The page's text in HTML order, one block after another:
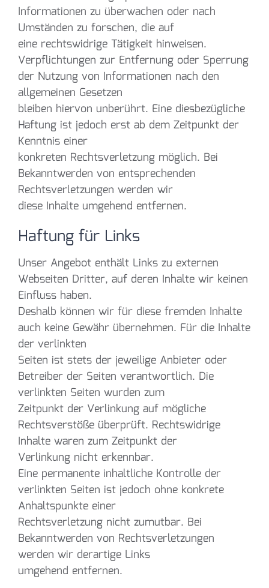
Informationen zu überwachen oder nach
Umständen zu forschen, die auf
eine rechtswidrige Tätigkeit hinweisen.
Verpflichtungen zur Entfernung oder Sperrung
der Nutzung von Informationen nach den
allgemeinen Gesetzen
bleiben hiervon unberührt. Eine diesbezügliche
Haftung ist jedoch erst ab dem Zeitpunkt der
Kenntnis einer
konkreten Rechtsverletzung möglich. Bei
Bekanntwerden von entsprechenden
Rechtsverletzungen werden wir
diese Inhalte umgehend entfernen.
Haftung für Links
Unser Angebot enthält Links zu externen
Webseiten Dritter, auf deren Inhalte wir keinen
Einfluss haben.
Deshalb können wir für diese fremden Inhalte
auch keine Gewähr übernehmen. Für die Inhalte
der verlinkten
Seiten ist stets der jeweilige Anbieter oder
Betreiber der Seiten verantwortlich. Die
verlinkten Seiten wurden zum
Zeitpunkt der Verlinkung auf mögliche
Rechtsverstöße überprüft. Rechtswidrige
Inhalte waren zum Zeitpunkt der
Verlinkung nicht erkennbar.
Eine permanente inhaltliche Kontrolle der
verlinkten Seiten ist jedoch ohne konkrete
Anhaltspunkte einer
Rechtsverletzung nicht zumutbar. Bei
Bekanntwerden von Rechtsverletzungen
werden wir derartige Links
umgehend entfernen.